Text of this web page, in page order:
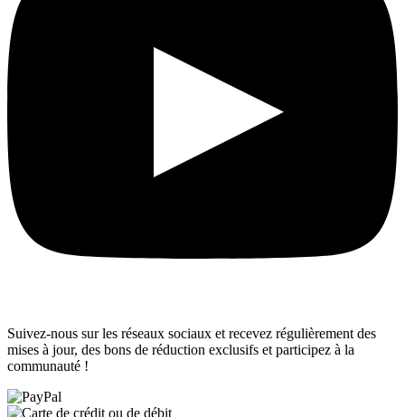
Suivez-nous sur les réseaux sociaux et recevez régulièrement des
mises à jour, des bons de réduction exclusifs et participez à la
communauté !